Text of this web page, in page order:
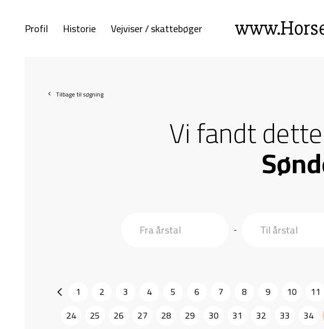
Profil Historie Vejviser / skattebøger
Tilbage til søgning
Vi fandt
-
1 2 3 4 5 6 7 8 9 10 11
24
25 26 27 28 29 30 31 32 33 34